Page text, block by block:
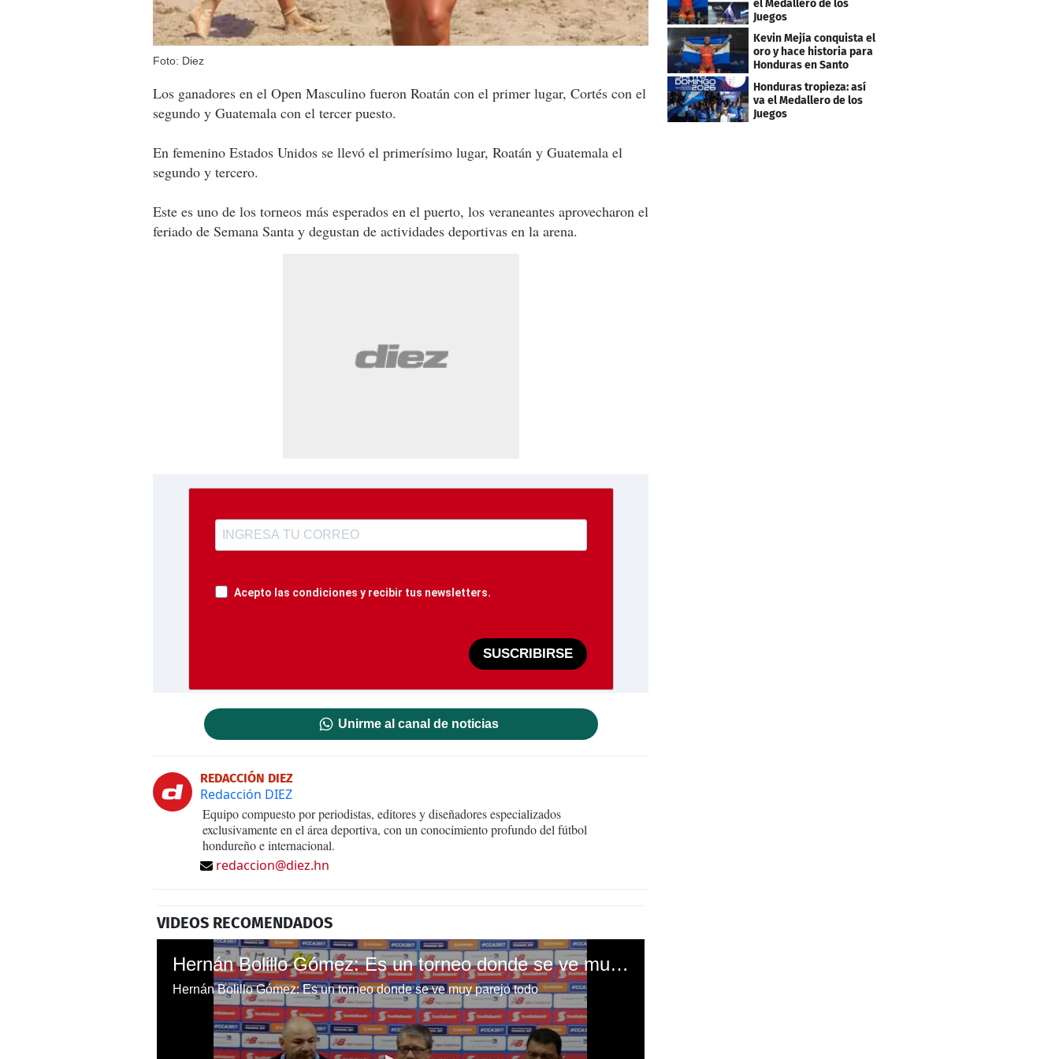
Foto: Diez
Los ganadores en el Open Masculino fueron Roatán con el primer lugar, Cortés con el
segundo y Guatemala con el tercer puesto.
En femenino Estados Unidos se llevó el primerísimo lugar, Roatán y Guatemala el
segundo y tercero.
Este es uno de los torneos más esperados en el puerto, los veraneantes aprovecharon el
feriado de Semana Santa y degustan de actividades deportivas en la arena.
Acepto las condiciones y recibir tus newsletters.
SUSCRIBIRSE
Unirme al canal de noticias
REDACCIÓN DIEZ
Redacción DIEZ
Equipo compuesto por periodistas, editores y diseñadores especializados
exclusivamente en el área deportiva, con un conocimiento profundo del fútbol
hondureño e internacional.
redaccion@diez.hn
VIDEOS RECOMENDADOS
Hernán Bolillo Gómez: Es un torneo donde se ve muy parejo todo
Hernán Bolillo Gómez: Es un torneo donde se ve muy parejo todo
el Medallero de los
Juegos
Centroamericanos y
Caribe 2026
Kevin Mejía conquista el
oro y hace historia para
Honduras en Santo
Honduras tropieza: así
va el Medallero de los
Juegos